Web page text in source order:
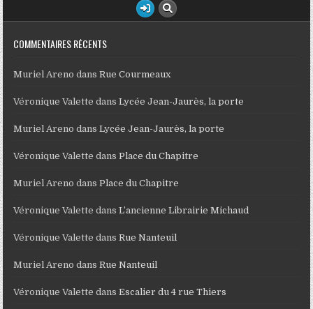
COMMENTAIRES RÉCENTS
Muriel Areno dansRue Courmeaux
Véronique Valette dansLycée Jean-Jaurès, la porte
Muriel Areno dansLycée Jean-Jaurès, la porte
Véronique Valette dansPlace du Chapitre
Muriel Areno dansPlace du Chapitre
Véronique Valette dansL’ancienne Librairie Michaud
Véronique Valette dansRue Nanteuil
Muriel Areno dansRue Nanteuil
Véronique Valette dansEscalier du 4 rue Thiers